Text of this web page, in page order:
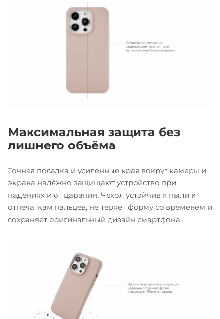
Максимальная защита без
лишнего объёма
Точная посадка и усиленные края вокруг камеры и
экрана надёжно защищают устройство при
падениях и от царапин. Чехол устойчив к пыли и
отпечаткам пальцев, не теряет форму со временем и
сохраняет оригинальный дизайн смартфона.